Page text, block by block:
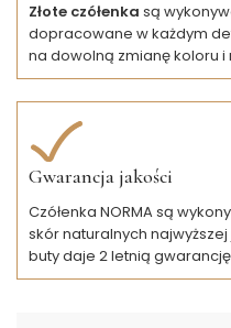
Złote czółenka są
dopracowane w każdym
na dowolną zmianę koloru i
Gwarancja jakości
Czółenka NORMA są
skór naturalnych
buty daje 2 letnią